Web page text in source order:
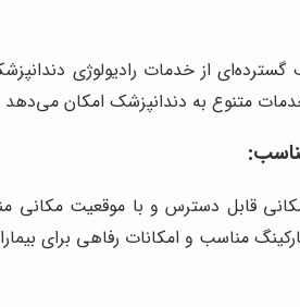
متنوع به دندانپزشک امکان می‌دهد
قابل دسترس و با موقعیت مکانی
مناسب و امکانات رفاهی برای